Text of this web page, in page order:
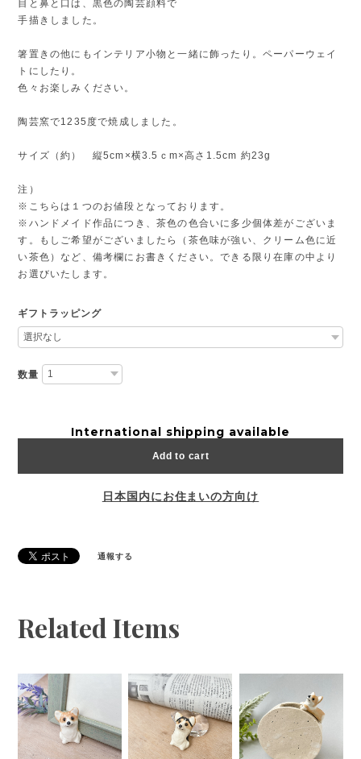
目と鼻と口は、黒色の陶芸顔料で
手描きしました。
箸置きの他にもインテリア小物と一緒に飾ったり。ペーパーウェイ
トにしたり。
色々お楽しみください。
陶芸窯で1235度で焼成しました。
サイズ（約） 縦5cm×横3.5ｃm×高さ1.5cm 約23g
注）
※こちらは１つのお値段となっております。
※ハンドメイド作品につき、茶色の色合いに多少個体差がございま
す。もしご希望がございましたら（茶色味が強い、クリーム色に近
い茶色）など、備考欄にお書きください。できる限り在庫の中より
お選びいたします。
ギフトラッピング
数量
International shipping available
Add to cart
日本国内にお住まいの方向け
通報する
Related Items